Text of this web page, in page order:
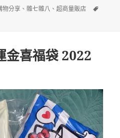
物分享 、雜七雜八 、超商量販店
麗鷗美樂蒂置物箱福袋 開箱〉
喜福袋 2022